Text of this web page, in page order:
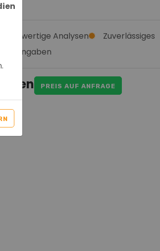
PREIS AUF ANFRAGE
Hochwertige Analysen
Zuverlässiges
Angaben